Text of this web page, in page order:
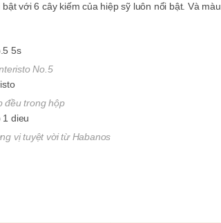
với 6 cây kiếm của hiệp sỹ luôn nổi bật. Và màu
No.5
đều trong hộp
vị tuyệt vời từ Habanos